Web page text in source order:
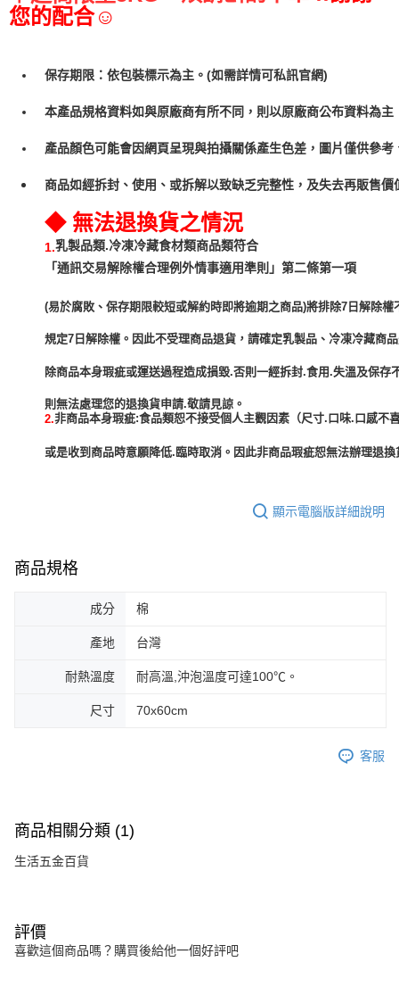
您的配合☺
保存期限：依包裝標示為主。(如需詳情可私訊官網)
本產品規格資料如與原廠商有所不同，則以原廠商公布資料為主
產品顏色可能會因網頁呈現與拍攝關係產生色差，圖片僅供參
商品如經拆封、使用、或拆解以致缺乏完整性，及失去再販售
◆ 無法退換貨之情況
1.乳製品類.冷凍冷藏食材類商品類符合
「通訊交易解除權合理例外情事適用準則」第二條第一項
(易於腐敗、保存期限較短或解約時即將逾期之商品)將排除7日解除權
規定7日解除權。因此不受理商品退貨，請確定乳製品、冷凍冷藏商
除商品本身瑕疵或運送過程造成損毀.否則一經拆封.食用.失溫及保存
2.非商品本身瑕疵:食品類恕不接受個人主觀因素（尺寸.口味.口感不
或是收到商品時意願降低.臨時取消。因此非商品瑕疵恕無法辦理退
顯示電腦版詳細說明
商品規格
成分 棉
產地 台灣
耐熱溫度 耐高溫,沖泡溫度可達100℃。
尺寸 70x60cm
客服
商品相關分類 (1)
生活五金百貨
評價
喜歡這個商品嗎？購買後給他一個好評吧